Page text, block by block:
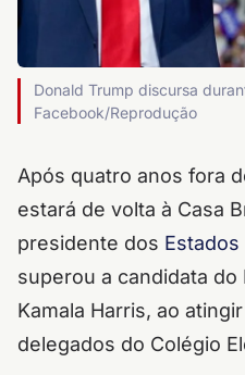
Donald Trump discursa
Facebook/Reprodução
Após quatro anos fora
estará de volta à Casa
presidente dos Estados
superou a candidata do
Kamala Harris, ao
delegados do Colégio